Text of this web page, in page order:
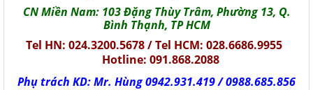
CN Miền Nam: 103 Đặng Thùy Trâm, Phường 13, Q.
Bình Thạnh, TP HCM
Tel HN: 024.3200.5678 / Tel HCM: 028.6686.9955
Hotline: 091.868.2088
Phụ trách KD: Mr. Hùng 0942.931.419 / 0988.685.856